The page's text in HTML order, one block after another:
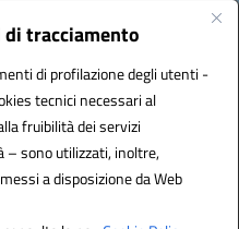
tracciamento
di profilazione degli utenti -
tecnici necessari al
fruibilità dei servizi
– sono utilizzati, inoltre,
a disposizione da Web
(IPA): istsc_rcic84800t
3D Solution S.r.l.